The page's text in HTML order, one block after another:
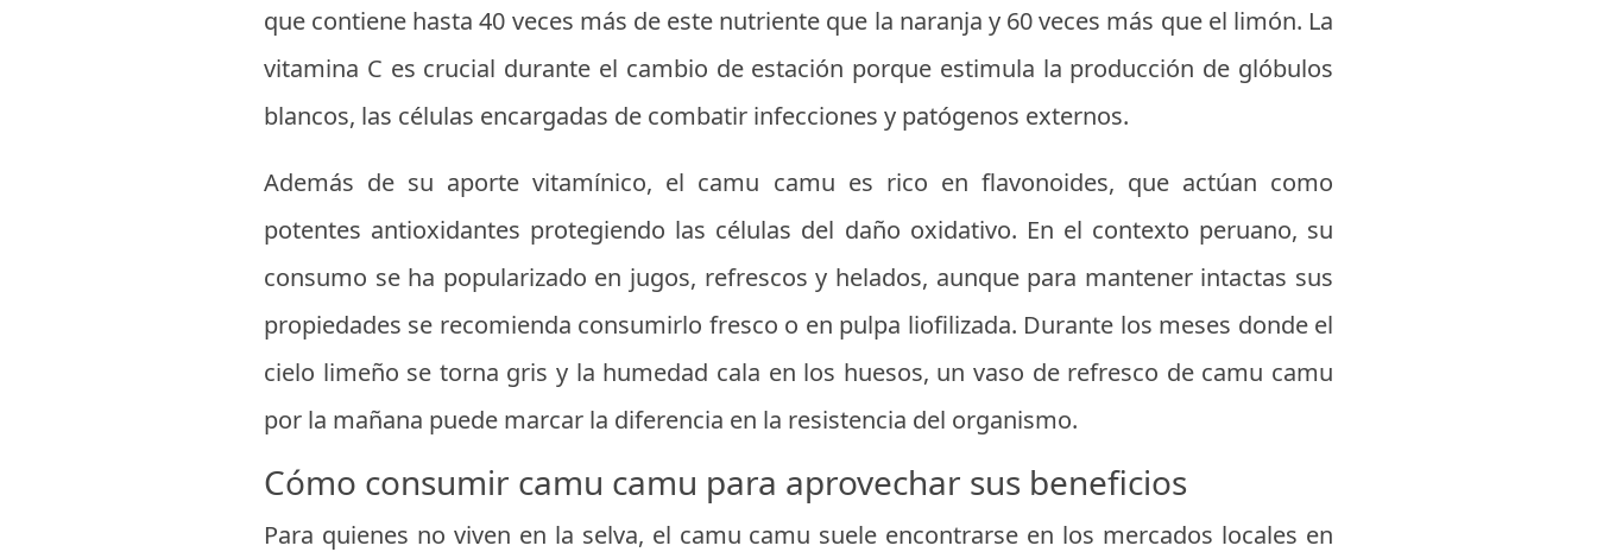
que contiene hasta 40 veces más de este nutriente que la naranja y 60 veces más que el limón. La
vitamina C es crucial durante el cambio de estación porque estimula la producción de glóbulos
blancos, las células encargadas de combatir infecciones y patógenos externos.
Además de su aporte vitamínico, el camu camu es rico en flavonoides, que actúan como
potentes antioxidantes protegiendo las células del daño oxidativo. En el contexto peruano, su
consumo se ha popularizado en jugos, refrescos y helados, aunque para mantener intactas sus
propiedades se recomienda consumirlo fresco o en pulpa liofilizada. Durante los meses donde el
cielo limeño se torna gris y la humedad cala en los huesos, un vaso de refresco de camu camu
por la mañana puede marcar la diferencia en la resistencia del organismo.
Cómo consumir camu camu para aprovechar sus beneficios
Para quienes no viven en la selva, el camu camu suele encontrarse en los mercados locales en